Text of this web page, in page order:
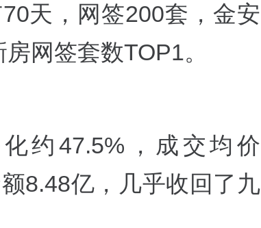
天，网签200套，金安
网签套数TOP1。
约47.5%，成交均价
8.48亿，几乎收回了九